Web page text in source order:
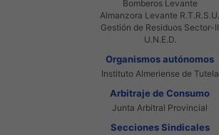
Bomberos Levante
Almanzora Levante R.T.R.S.U.
Gestión de Residuos Sector-II
U.N.E.D.
Organismos autónomos
Instituto Almeriense de Tutela
Arbitraje de Consumo
Junta Arbitral Provincial
Secciones Sindicales